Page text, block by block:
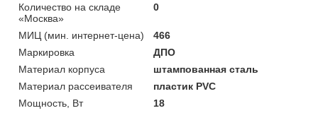
Количество на складе
«Москва»
0
МИЦ (мин. интернет-цена)
466
Маркировка
ДПО
Материал корпуса
штампованная сталь
Материал рассеивателя
пластик PVC
Мощность, Вт
18